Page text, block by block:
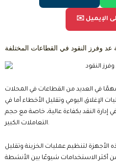
الإيميل
عد وفرز النقود في القطاعات المختلفة
مهمًا في العديد من القطاعات في المحلات
الإغلاق اليومي وتقليل الأخطاء أما في
النقد بكفاءة عالية، خاصة مع حجم
التعاملات الكبير.
الأجهزة لتنظيم عمليات الخزينة وتقليل
أكثر الاستخدامات شيوعًا بين الأنشطة